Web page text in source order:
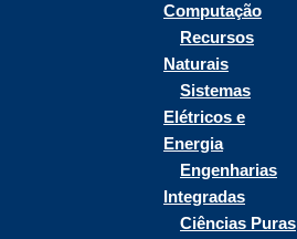
Computação
Recursos
Naturais
Sistemas
Elétricos e
Energia
Engenharias
Integradas
Ciências Puras